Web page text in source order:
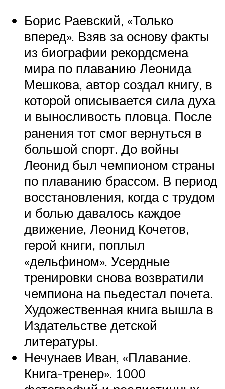
Борис Раевский, «Только
вперед». Взяв за основу факты
из биографии рекордсмена
мира по плаванию Леонида
Мешкова, автор создал книгу, в
которой описывается сила духа
и выносливость пловца. После
ранения тот смог вернуться в
большой спорт. До войны
Леонид был чемпионом страны
по плаванию брассом. В период
восстановления, когда с трудом
и болью давалось каждое
движение, Леонид Кочетов,
герой книги, поплыл
«дельфином». Усердные
тренировки снова возвратили
чемпиона на пьедестал почета.
Художественная книга вышла в
Издательстве детской
литературы.
Нечунаев Иван, «Плавание.
Книга-тренер». 1000